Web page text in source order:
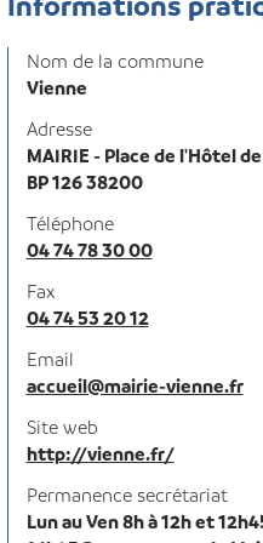
Nom de la commune
Vienne
Adresse
MAIRIE - Place de l'Hôtel
BP 126 38200
Téléphone
04 74 78 30 00
Fax
04 74 53 20 12
Email
accueil@mairie-vienne.fr
Site web
http://vienne.fr/
Permanence secrétariat
Lun au Ven 8h à 12h et